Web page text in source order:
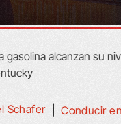
Schafer|Conducir